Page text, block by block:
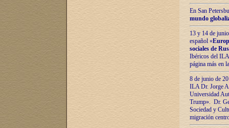
En San
mundo
13 y 14 de
español «
sociales de
Ibéricos del ILA
página más en
8 de junio de
ILA Dr. Jorge
Universidad
Trump». Dr.
Sociedad y
migración